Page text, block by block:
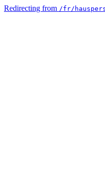
Redirecting from /fr/